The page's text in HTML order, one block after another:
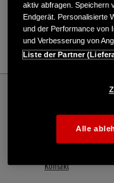
071130539950
E-Mail
Offizielle Website | The
Kontakt
aktiv abfragen. Speichern
Endgerät. Personalisierte
und der Performance von
und Verbesserung von
Liste der Partner
Alle